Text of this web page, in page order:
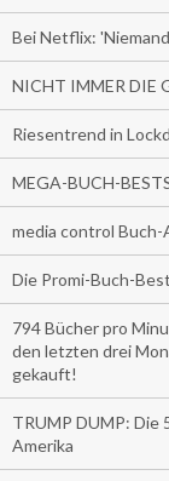
Bei Netflix:
NICHT IMMER DIE
Riesentrend in
MEGA-BUCH-
media control
Die Promi-Buch-
794 Bücher pro
den letzten drei
gekauft!
TRUMP DUMP: Die
Amerika